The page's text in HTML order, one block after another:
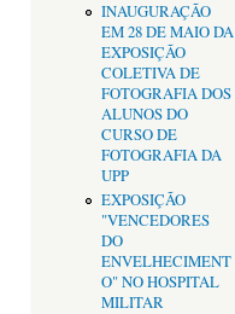
INAUGURAÇÃO
EM 28 DE MAIO DA
EXPOSIÇÃO
COLETIVA DE
FOTOGRAFIA DOS
ALUNOS DO
CURSO DE
FOTOGRAFIA DA
UPP
EXPOSIÇÃO
"VENCEDORES
DO
ENVELHECIMENT
O" NO HOSPITAL
MILITAR